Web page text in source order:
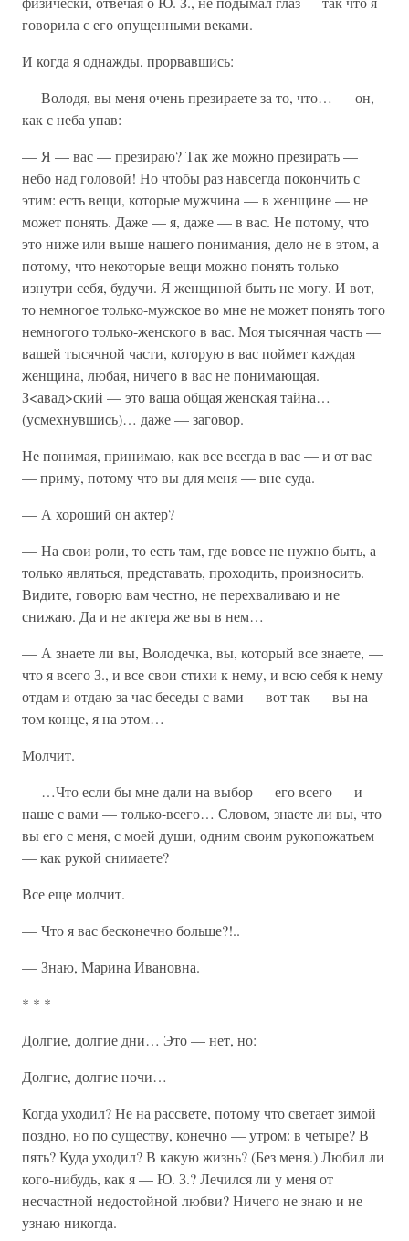
говорила с его опущенными веками.
И когда я однажды, прорвавшись:
— Володя, вы меня очень презираете за то, что… — он,
как с неба упав:
— Я — вас — презираю? Так же можно презирать —
небо над головой! Но чтобы раз навсегда покончить с
этим: есть вещи, которые мужчина — в женщине — не
может понять. Даже — я, даже — в вас. Не потому, что
это ниже или выше нашего понимания, дело не в этом, а
потому, что некоторые вещи можно понять только
изнутри себя, будучи. Я женщиной быть не могу. И вот,
то немногое только-мужское во мне не может понять того
немногого только-женского в вас. Моя тысячная часть —
вашей тысячной части, которую в вас поймет каждая
женщина, любая, ничего в вас не понимающая.
З<авад>ский — это ваша общая женская тайна…
(усмехнувшись)… даже — заговор.
Не понимая, принимаю, как все всегда в вас — и от вас
— приму, потому что вы для меня — вне суда.
— А хороший он актер?
— На свои роли, то есть там, где вовсе не нужно быть, а
только являться, представать, проходить, произносить.
Видите, говорю вам честно, не перехваливаю и не
снижаю. Да и не актера же вы в нем…
— А знаете ли вы, Володечка, вы, который все знаете, —
что я всего З., и все свои стихи к нему, и всю себя к нему
отдам и отдаю за час беседы с вами — вот так — вы на
том конце, я на этом…
Молчит.
— …Что если бы мне дали на выбор — его всего — и
наше с вами — только-всего… Словом, знаете ли вы, что
вы его с меня, с моей души, одним своим рукопожатьем
— как рукой снимаете?
Все еще молчит.
— Что я вас бесконечно больше?!..
— Знаю, Марина Ивановна.
* * *
Долгие, долгие дни… Это — нет, но:
Долгие, долгие ночи…
Когда уходил? Не на рассвете, потому что светает зимой
поздно, но по существу, конечно — утром: в четыре? В
пять? Куда уходил? В какую жизнь? (Без меня.) Любил ли
кого-нибудь, как я — Ю. З.? Лечился ли у меня от
несчастной недостойной любви? Ничего не знаю и не
узнаю никогда.